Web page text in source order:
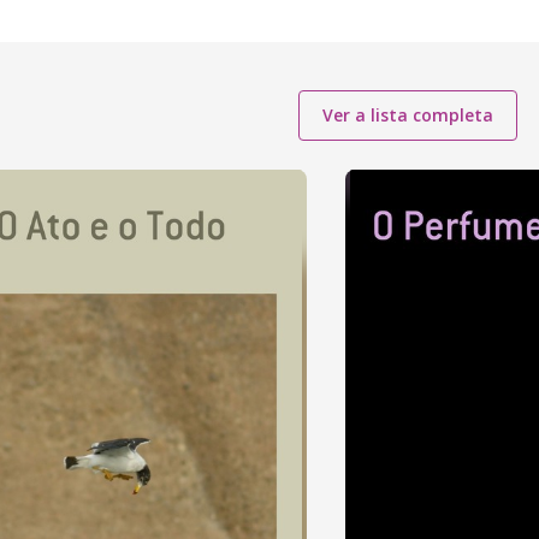
Ver a lista completa